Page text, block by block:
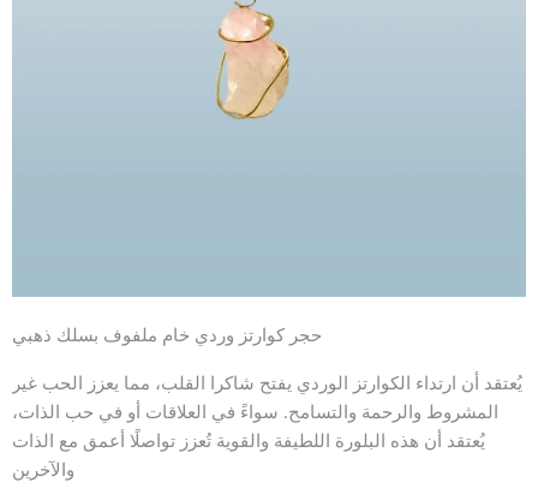
حجر كوارتز وردي خام ملفوف بسلك ذهبي
يُعتقد أن ارتداء الكوارتز الوردي يفتح شاكرا القلب، مما يعزز الحب غير
المشروط والرحمة والتسامح. سواءً في العلاقات أو في حب الذات،
يُعتقد أن هذه البلورة اللطيفة والقوية تُعزز تواصلًا أعمق مع الذات
والآخرين